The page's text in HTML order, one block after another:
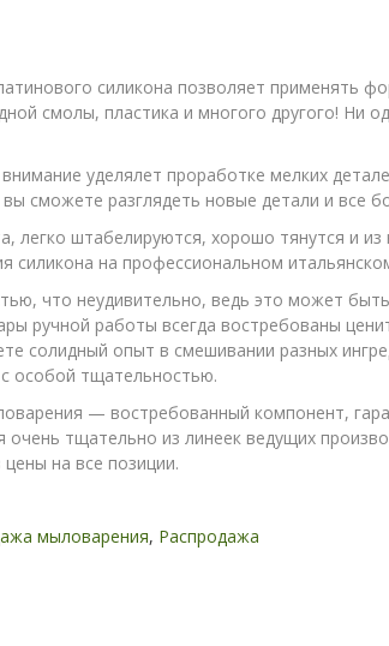
силикона позволяет применять
смолы, пластика и многого другого! Ни
уделялет проработке мелких
сможете разглядеть новые детали и
штабелируются, хорошо тянутся и из
силикона на профессиональном
что неудивительно, ведь это может
ручной работы всегда востребованы
солидный опыт в смешивании разных
особой тщательностью.
— востребованный компонент,
тщательно из линеек ведущих
на все позиции.
мыловарения, Распродажа